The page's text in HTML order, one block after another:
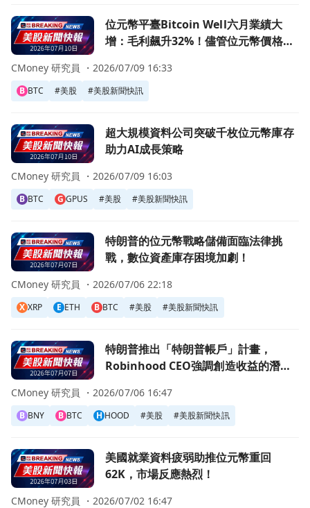
前往位元幣平臺Bitcoin Well六月業績大增：毛利飆升32%！
位元幣平臺Bitcoin Well六月業績大
增：毛利飆升32%！儘管位元幣價格下
B BTC #美股 #美股新聞快訊
CMoney 研究員 ・2026/07/09 16:33
前往超大規模資料公司突破千枚位元幣庫存 助力AI成長策略
超大規模資料公司突破千枚位元幣庫存
助力AI成長策略
B BTC G GPUS #美股 #美股新聞快訊
CMoney 研究員 ・2026/07/09 16:03
前往特朗普的位元幣戰略儲備面臨法律挑戰，數位資產庫存
特朗普的位元幣戰略儲備面臨法律挑
戰，數位資產庫存困境加劇！
X XRP E ETH B BTC #美股 #美股新聞快訊
CMoney 研究員 ・2026/07/06 22:18
前往特朗普推出「特朗普帳戶」計畫，Robinhood CEO強調
特朗普推出「特朗普帳戶」計畫，
Robinhood CEO強調創造收益的潛
B BNY B BTC H HOOD #美股 #美股新聞快訊
CMoney 研究員 ・2026/07/06 16:47
前往美國就業資料疲弱助推位元幣重回62K，市場反應熱烈！
美國就業資料疲弱助推位元幣重回
62K，市場反應熱烈！
CMoney 研究員 ・2026/07/02 16:47